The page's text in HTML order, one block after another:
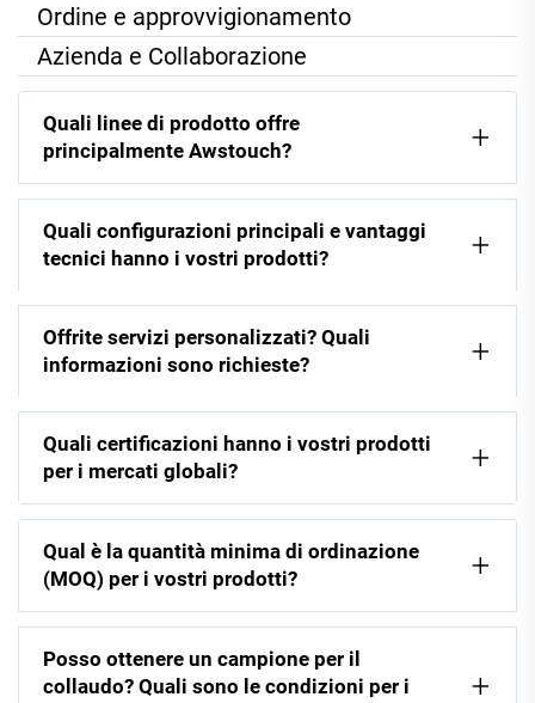
Ordine e approvvigionamento
Azienda e Collaborazione
Quali linee di prodotto offre
principalmente Awstouch?
Quali configurazioni principali e vantaggi
tecnici hanno i vostri prodotti?
Offrite servizi personalizzati? Quali
informazioni sono richieste?
Quali certificazioni hanno i vostri prodotti
per i mercati globali?
Qual è la quantità minima di ordinazione
(MOQ) per i vostri prodotti?
Posso ottenere un campione per il
collaudo? Quali sono le condizioni per i